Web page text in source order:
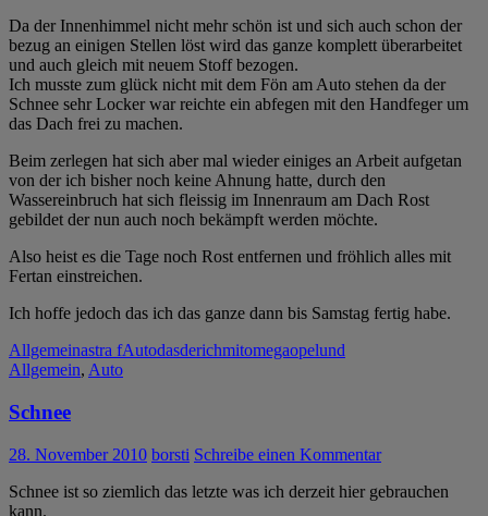
Da der Innenhimmel nicht mehr schön ist und sich auch schon der
bezug an einigen Stellen löst wird das ganze komplett überarbeitet
und auch gleich mit neuem Stoff bezogen.
Ich musste zum glück nicht mit dem Fön am Auto stehen da der
Schnee sehr Locker war reichte ein abfegen mit den Handfeger um
das Dach frei zu machen.
Beim zerlegen hat sich aber mal wieder einiges an Arbeit aufgetan
von der ich bisher noch keine Ahnung hatte, durch den
Wassereinbruch hat sich fleissig im Innenraum am Dach Rost
gebildet der nun auch noch bekämpft werden möchte.
Also heist es die Tage noch Rost entfernen und fröhlich alles mit
Fertan einstreichen.
Ich hoffe jedoch das ich das ganze dann bis Samstag fertig habe.
Allgemeinastra fAutodasderichmitomegaopelund
Allgemein, Auto
Schnee
28. November 2010 borsti Schreibe einen Kommentar
Schnee ist so ziemlich das letzte was ich derzeit hier gebrauchen
kann.